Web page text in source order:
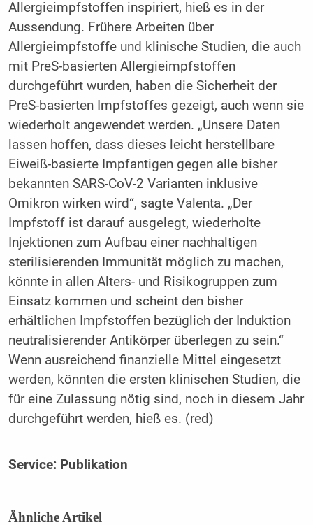
Allergieimpfstoffen inspiriert, hieß es in der
Aussendung. Frühere Arbeiten über
Allergieimpfstoffe und klinische Studien, die auch
mit PreS-basierten Allergieimpfstoffen
durchgeführt wurden, haben die Sicherheit der
PreS-basierten Impfstoffes gezeigt, auch wenn sie
wiederholt angewendet werden. „Unsere Daten
lassen hoffen, dass dieses leicht herstellbare
Eiweiß-basierte Impfantigen gegen alle bisher
bekannten SARS-CoV-2 Varianten inklusive
Omikron wirken wird“, sagte Valenta. „Der
Impfstoff ist darauf ausgelegt, wiederholte
Injektionen zum Aufbau einer nachhaltigen
sterilisierenden Immunität möglich zu machen,
könnte in allen Alters- und Risikogruppen zum
Einsatz kommen und scheint den bisher
erhältlichen Impfstoffen bezüglich der Induktion
neutralisierender Antikörper überlegen zu sein.“
Wenn ausreichend finanzielle Mittel eingesetzt
werden, könnten die ersten klinischen Studien, die
für eine Zulassung nötig sind, noch in diesem Jahr
durchgeführt werden, hieß es. (red)
Service: Publikation
Ähnliche Artikel